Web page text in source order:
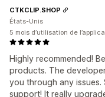
Highly recommended!
products. The
you through any
support! It really
CTKCLIP.SHOP
États-Unis
5 mois d’utilisation de